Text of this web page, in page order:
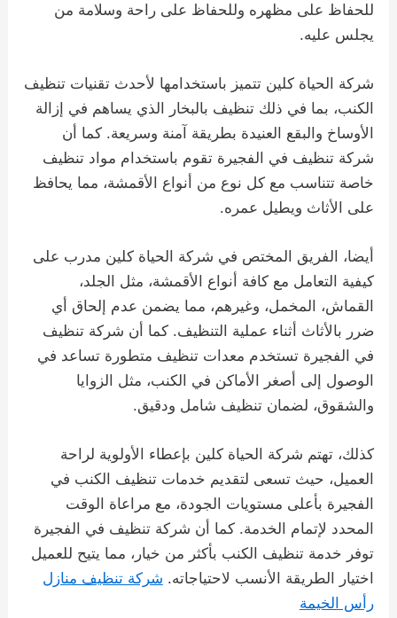
للحفاظ على مظهره وللحفاظ على راحة وسلامة من
يجلس عليه.
شركة الحياة كلين تتميز باستخدامها لأحدث تقنيات تنظيف
الكنب، بما في ذلك تنظيف بالبخار الذي يساهم في إزالة
الأوساخ والبقع العنيدة بطريقة آمنة وسريعة. كما أن
شركة تنظيف في الفجيرة تقوم باستخدام مواد تنظيف
خاصة تتناسب مع كل نوع من أنواع الأقمشة، مما يحافظ
على الأثاث ويطيل عمره.
أيضا، الفريق المختص في شركة الحياة كلين مدرب على
كيفية التعامل مع كافة أنواع الأقمشة، مثل الجلد،
القماش، المخمل، وغيرهم، مما يضمن عدم إلحاق أي
ضرر بالأثاث أثناء عملية التنظيف. كما أن شركة تنظيف
في الفجيرة تستخدم معدات تنظيف متطورة تساعد في
الوصول إلى أصغر الأماكن في الكنب، مثل الزوايا
والشقوق، لضمان تنظيف شامل ودقيق.
كذلك، تهتم شركة الحياة كلين بإعطاء الأولوية لراحة
العميل، حيث تسعى لتقديم خدمات تنظيف الكنب في
الفجيرة بأعلى مستويات الجودة، مع مراعاة الوقت
المحدد لإتمام الخدمة. كما أن شركة تنظيف في الفجيرة
توفر خدمة تنظيف الكنب بأكثر من خيار، مما يتيح للعميل
اختيار الطريقة الأنسب لاحتياجاته. شركة تنظيف منازل
رأس الخيمة